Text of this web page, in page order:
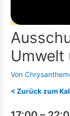
Umwelt
Von
< Zurück zum